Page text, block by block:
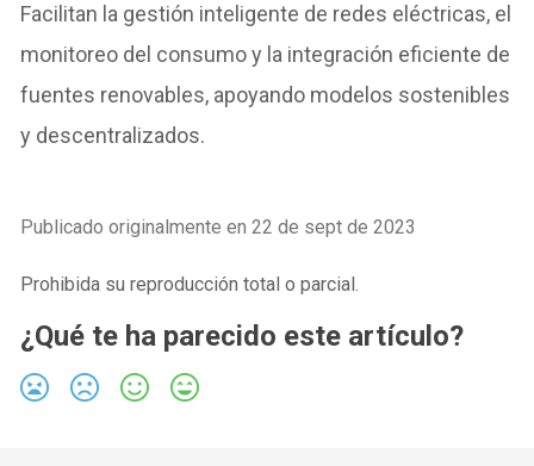
Facilitan la gestión inteligente de redes eléctricas, el
monitoreo del consumo y la integración eficiente de
fuentes renovables, apoyando modelos sostenibles
y descentralizados.
Publicado originalmente en 22 de sept de 2023
Prohibida su reproducción total o parcial.
¿Qué te ha parecido este artículo?